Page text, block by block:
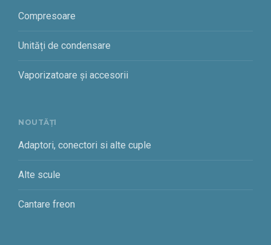
Compresoare
Unități de condensare
Vaporizatoare și accesorii
NOUTĂȚI
Adaptori, conectori si alte cuple
Alte scule
Cantare freon